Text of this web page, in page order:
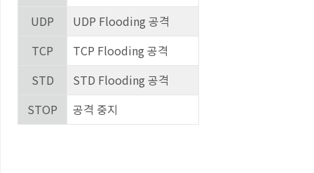
UDP UDP Flooding 공격
TCP
TCP Flooding공격
STD
STD Flooding 공격
STOP
공격 중지